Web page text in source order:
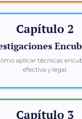
Capítulo 2
aplicar técnicas
efectiva y legal.
Capítulo 3